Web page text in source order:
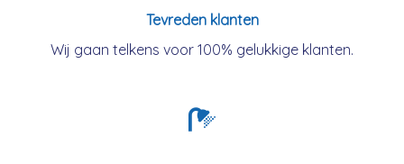
Tevreden klanten
Wij gaan telkens voor 100% gelukkige klanten.